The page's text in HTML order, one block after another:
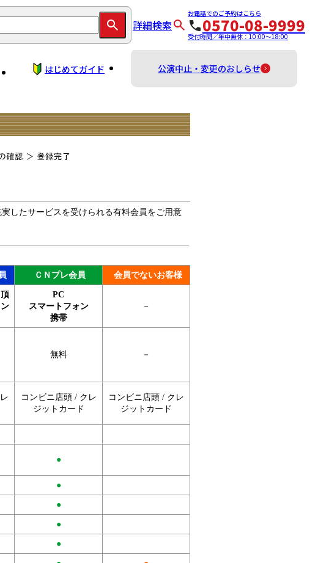
詳細検索
お電話でのご予約はこちら
0570-08-9999
受付時間／年中無休：10:00～18:00
はじめてガイド 公演中止・変更のおしらせ
したサービスを受けられる有料会員をご用意
ＣＮプレ会員 会員でないお客様
PC
スマートフォン
携帯
－
無料 －
コンビニ店頭 / クレ
ジットカード
コンビニ店頭 / クレ
ジットカード
●
●
●
●
●